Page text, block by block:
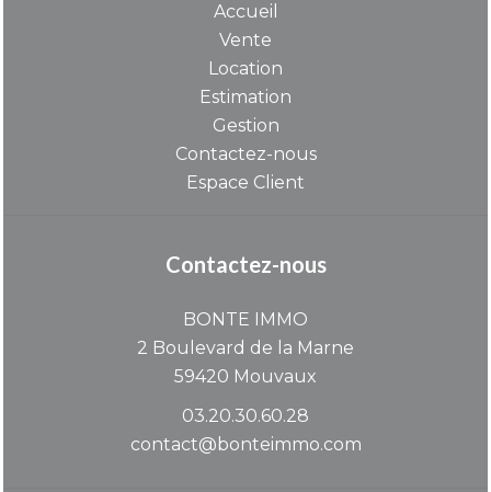
Accueil
Vente
Location
Estimation
Gestion
Contactez-nous
Espace Client
Contactez-nous
BONTE IMMO
2 Boulevard de la Marne
59420 Mouvaux
03.20.30.60.28
contact@bonteimmo.com